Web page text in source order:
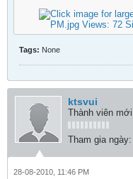
Tags: None
ktsvui
Thành viên mới
Tham gia ngày:
28-08-2010, 11:46 PM